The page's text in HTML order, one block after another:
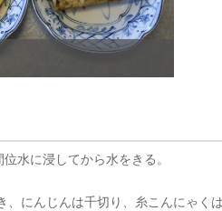
水に浸してから水をきる。
にんじんは千切り、糸こんにゃく